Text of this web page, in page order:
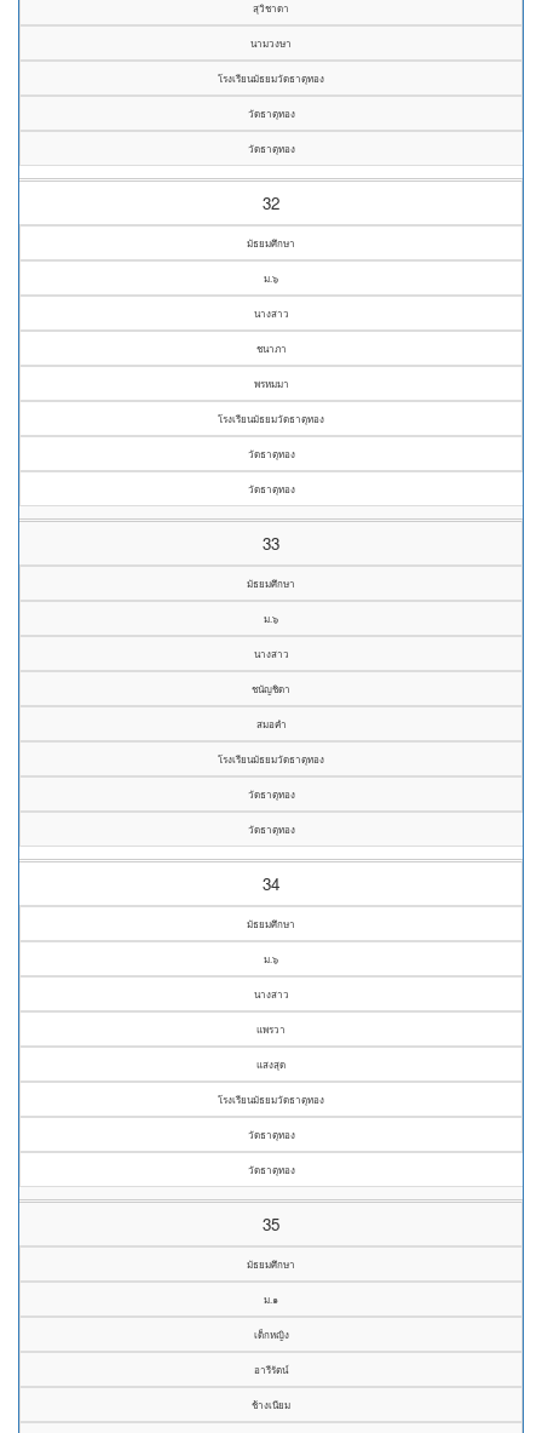
สุวิชาดา
นามวงษา
โรงเรียนมัธยมวัดธาตุทอง
วัดธาตุทอง
วัดธาตุทอง
32
มัธยมศึกษา
ม.๖
นางสาว
ชนาภา
พรหมมา
โรงเรียนมัธยมวัดธาตุทอง
วัดธาตุทอง
วัดธาตุทอง
33
มัธยมศึกษา
ม.๖
นางสาว
ชนัญชิดา
สมอคำ
โรงเรียนมัธยมวัดธาตุทอง
วัดธาตุทอง
วัดธาตุทอง
34
มัธยมศึกษา
ม.๖
นางสาว
แพรวา
แสงสุด
โรงเรียนมัธยมวัดธาตุทอง
วัดธาตุทอง
วัดธาตุทอง
35
มัธยมศึกษา
ม.๑
เด็กหญิง
อารีรัตน์
ช้างเนียม